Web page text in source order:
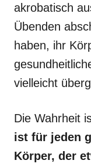
akrobatisch
Übenden
haben, ihr
vielleicht
Die Wahrheit
ist für jeden
Körper, der